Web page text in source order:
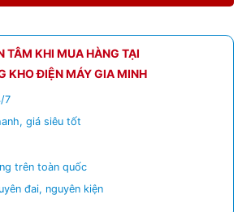
TÂM KHI MUA HÀNG TẠI
KHO ĐIỆN MÁY GIA MINH
7
giá siêu tốt
trên toàn quốc
đai, nguyên kiện